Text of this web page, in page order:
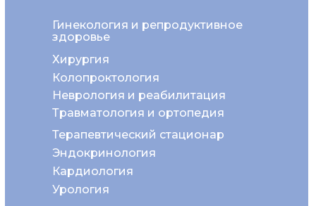
Неврология и реабилитация
Колопроктология
Хирургия
Гинекология и репродуктивное
здоровье
Травматология и ортопедия
Эндокринология
Терапевтический стационар
Кардиология
Урология